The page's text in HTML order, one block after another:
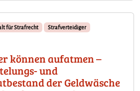
für Strafrecht
Strafverteidiger
können aufatmen –
und
der Geldwäsche